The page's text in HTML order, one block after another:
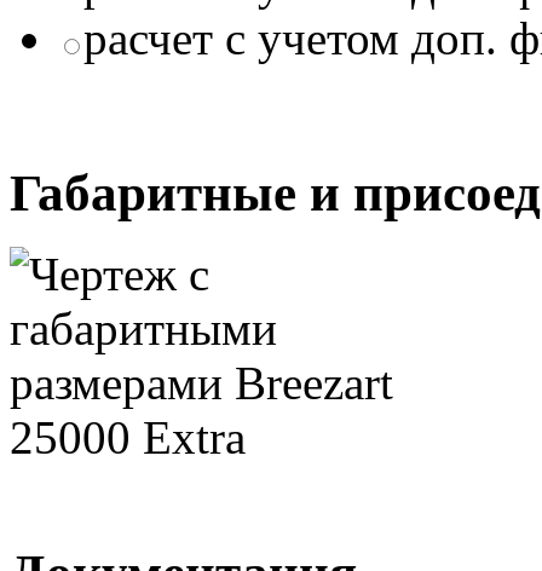
расчет с учетом доп.
Габаритные и